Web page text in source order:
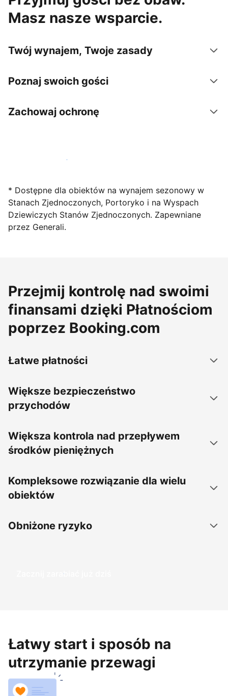
Masz nasze wsparcie.
Twój wynajem, Twoje zasady
Poznaj swoich gości
Zachowaj ochronę
Zarejestruj obiekt już dziś
* Dostępne dla obiektów na wynajem sezonowy w
Stanach Zjednoczonych, Portoryko i na Wyspach
Dziewiczych Stanów Zjednoczonych. Zapewniane
przez Generali.
Przejmij kontrolę nad swoimi
finansami dzięki Płatnościom
poprzez Booking.com
Łatwe płatności
Większe bezpieczeństwo
przychodów
Większa kontrola nad przepływem
środków pieniężnych
Kompleksowe rozwiązanie dla wielu
obiektów
Obniżone ryzyko
Zacznij zarabiać już dziś
Łatwy start i sposób na
utrzymanie przewagi